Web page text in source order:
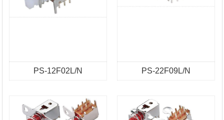
PS-12F02L/N PS-22F09L/N